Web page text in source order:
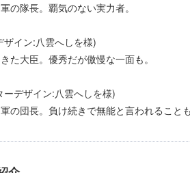
隊長。覇気のない実力者。
ザイン:八雲へしを様)
大臣。優秀だが傲慢な一面も。
デザイン:八雲へしを様)
の団長。負け続きで無能と言われること